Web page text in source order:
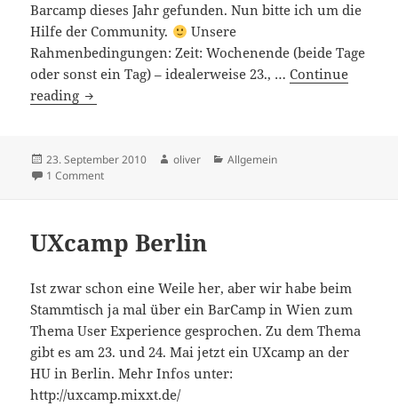
Barcamp dieses Jahr gefunden. Nun bitte ich um die
Hilfe der Community.
Unsere
Rahmenbedingungen: Zeit: Wochenende (beide Tage
oder sonst ein Tag) – idealerweise 23., …Continue
reading Locationsuche
(Update)
Posted
on
23. September 2010 Author
oliver Categories
Allgemein
1 Commenton Locationsuche für UXcamp2010 (Update)
UXcamp Berlin
Ist zwar schon eine Weile her, aber wir habe beim
Stammtisch ja mal über ein BarCamp in Wien zum
Thema User Experience gesprochen. Zu dem Thema
gibt es am 23. und 24. Mai jetzt ein UXcamp an der
HU in Berlin. Mehr Infos unter:
http://uxcamp.mixxt.de/